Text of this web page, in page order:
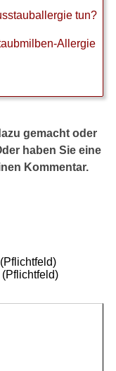
tun?
Allergie
gemacht oder
haben Sie eine
Kommentar.
(Pflichtfeld)